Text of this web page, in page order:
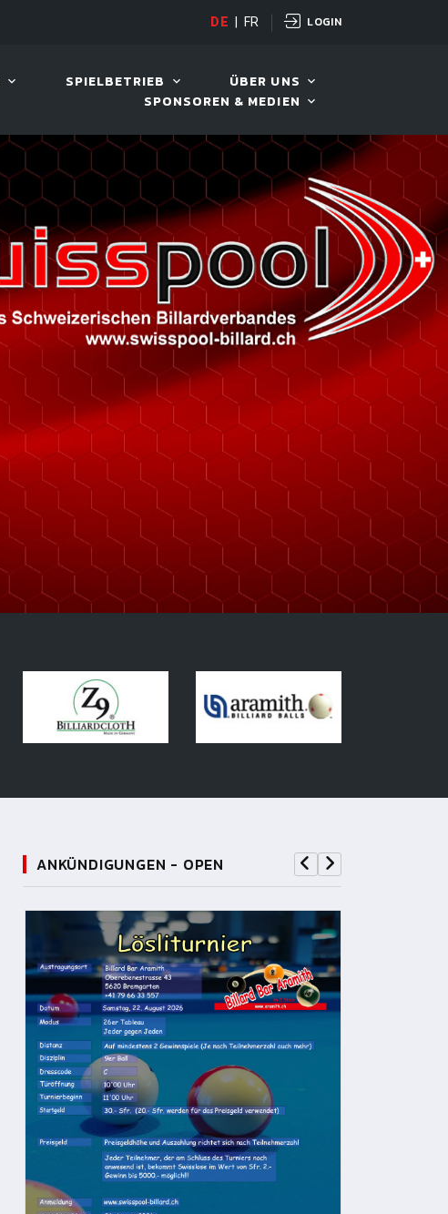
LIVE! VIVA OPEN
DE FR LOGIN
SPIELBETRIEB
ÜBER UNS
SPONSOREN & MEDIEN
ANKÜNDIGUNGEN - OPEN